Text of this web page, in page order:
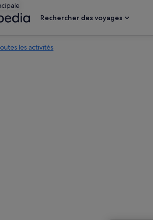
Rechercher des voyages
les activités